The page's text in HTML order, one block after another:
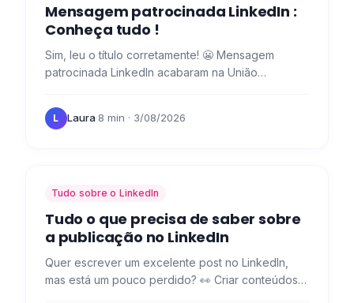
Mensagem patrocinada LinkedIn :
Conheça tudo !
Sim, leu o título corretamente! 😬 Mensagem
patrocinada LinkedIn acabaram na União
contactar os seus potenciais…
L Laura·8 min · 3/08/2026
Tudo sobre o LinkedIn
Tudo o que precisa de saber sobre
a publicação no LinkedIn
Quer escrever um excelente post no LinkedIn,
mas está um pouco perdido? 👀 Criar conteúdos